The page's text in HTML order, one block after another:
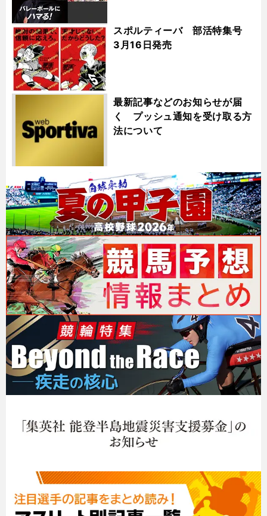
スポルティーバ 部活特集号
3月16日発売
最新記事などのお知らせが届
く プッシュ通知を受け取る方
法について